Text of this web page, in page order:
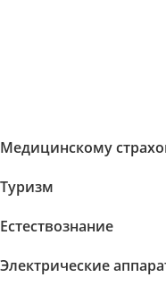
Медицинскому
Туризм
Естествознание
Электрические